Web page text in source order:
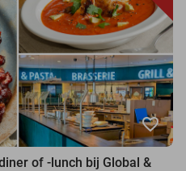
favorite_border
of -lunch bij Global &